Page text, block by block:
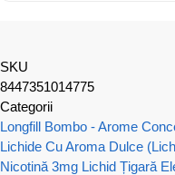
SKU
8447351014775
Categorii
Longfill Bombo - Arome
Lichide Cu Aroma Dulce
Nicotină 3mg Lichid Țigară